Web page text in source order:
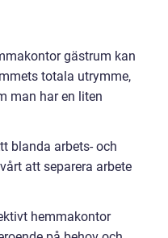
gästrum kan
totala utrymme,
man har en liten
blanda arbets- och
att separera arbete
hemmakontor